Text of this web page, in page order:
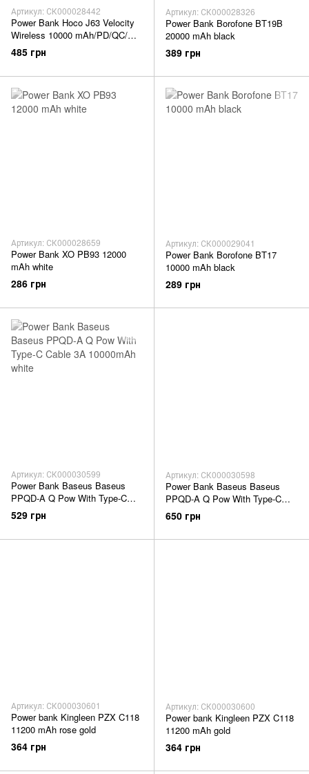
Артикул: СК000028442
Power Bank Hoco J63 Velocity
Wireless 10000 mAh/PD/QC/
бездротовий/LCD white
485 грн
Артикул: СК000028326
Power Bank Borofone BT19B
20000 mAh black
389 грн
Артикул: СК000028659
Power Bank XO PB93 12000
mAh white
286 грн
Артикул: СК000029041
Power Bank Borofone BT17
10000 mAh black
289 грн
Артикул: СК000030599
Power Bank Baseus Baseus
PPQD-A Q Pow With Type-C
Cable 3A 10000mAh white
529 грн
Артикул: СК000030598
Power Bank Baseus Baseus
PPQD-A Q Pow With Type-C
Cable 3A 10000mAh black
650 грн
Артикул: СК000030601
Power bank Kingleen PZX C118
11200 mAh rose gold
364 грн
Артикул: СК000030600
Power bank Kingleen PZX C118
11200 mAh gold
364 грн